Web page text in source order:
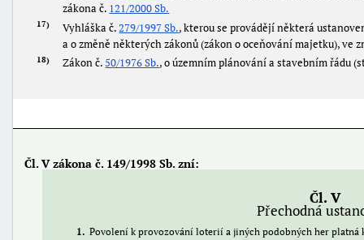
zákona č. 121/2000 Sb.
17 Vyhláška č.279/1997 Sb., kterou se provádějí některá
a o změně některých zákonů (zákon o oceňování majetku), ve
18 Zákon č. 50/1976 Sb., o územním plánování a stavebním řádu
Čl. V zákona č. 149/1998 Sb. zní:
Čl. V
Přechodná
1
Povolení k provozování loterií a jiných podobných her platná